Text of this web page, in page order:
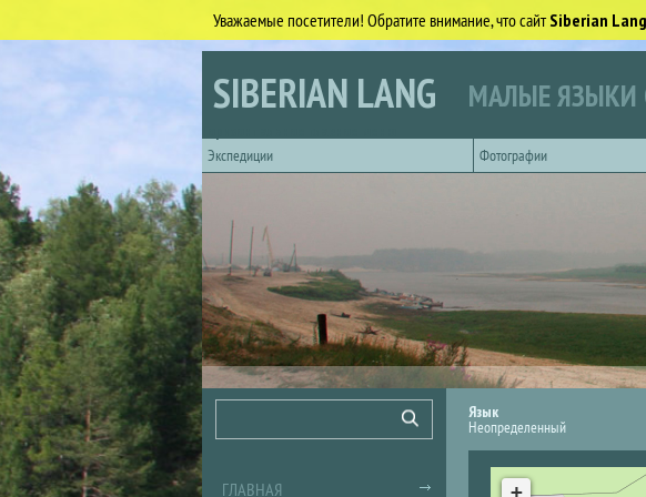
Уважаемые посетители! Обратите внимание, что сайтSiberian Lang
SIBERIAN LANG МАЛЫЕ ЯЗЫКИ
Экспедиции
Фотографии
Язык
Неопределенный
+
ГЛАВНАЯ